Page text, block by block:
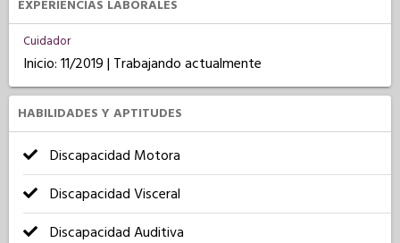
EXPERIENCIAS LABORALES
Cuidador
Inicio: 11/2019 | Trabajando actualmente
HABILIDADES Y APTITUDES
Discapacidad Motora
Discapacidad Visceral
Discapacidad Auditiva